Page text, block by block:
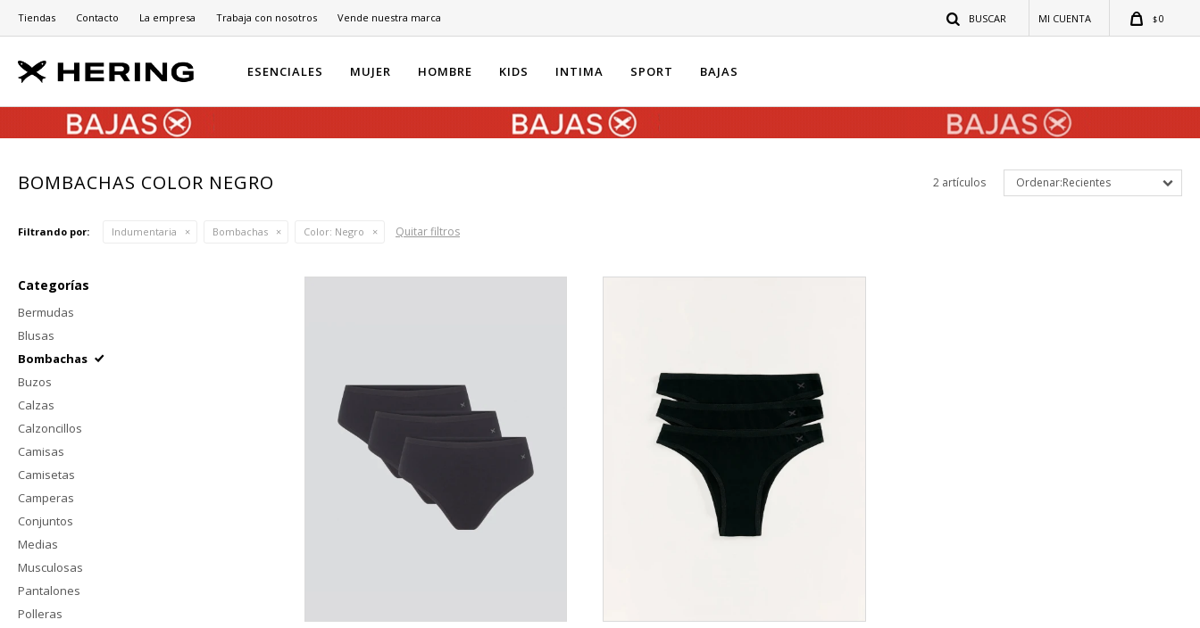
ESENCIALES MUJER HOMBRE KIDS INTIMA SPORT BAJAS
$0
Tiendas Contacto La empresa Trabaja con nosotros Vende nuestra marca
BOMBACHAS COLOR NEGRO 2 artículos Recientes
Filtrando por: Indumentaria Bombachas Color: Negro Quitar filtros
Categorías
Bermudas
Blusas
Bombachas
Buzos
Calzas
Calzoncillos
Camisas
Camisetas
Camperas
Conjuntos
Medias
Musculosas
Pantalones
Polleras